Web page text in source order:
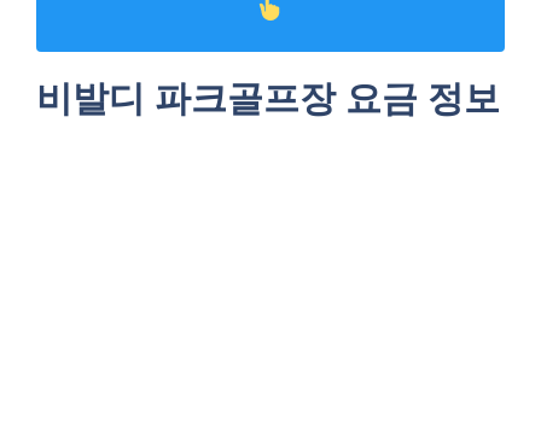
비발디 파크골프장 요금 정보